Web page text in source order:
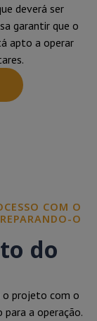
deverá ser
garantir que o
apto a operar
COM O
O
do
o projeto com o
a operação.